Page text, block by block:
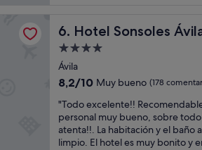
r
e
l
p
e
c
i
o
Y
D
E
B
U
N
A
C
A
d
a
l
e
.
M
u
e
a
p
a
c
a
m
i
6. Hotel Sonsoles
Hotel Sonsoles Ávila
Alojamiento
de
4.0 estrellas
Ávila
8.2
10,
Muy
bueno,
(178 comentarios)
8,2/10 Muy bueno (178
"
T
o
d
"Todo excelente!!
personal muy bueno, sobre
atenta!!. La habitación y el baño
limpio. El hotel es muy bonito y